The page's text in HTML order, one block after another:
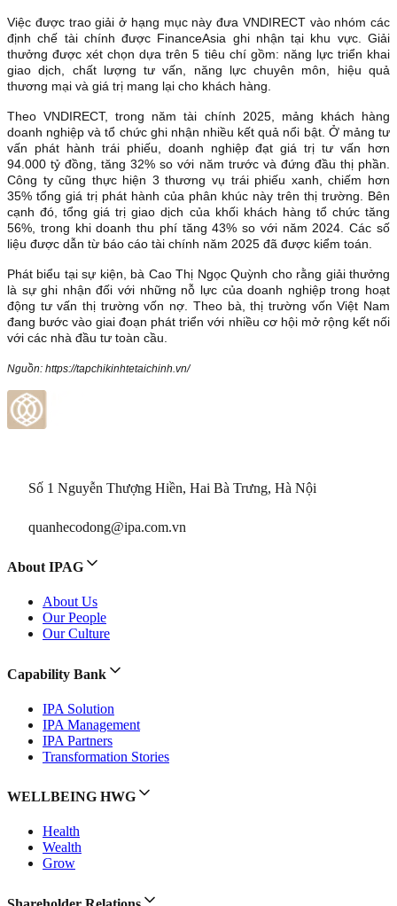
Việc được trao giải ở hạng mục này đưa VNDIRECT vào nhóm các
định chế tài chính được FinanceAsia ghi nhận tại khu vực. Giải
thưởng được xét chọn dựa trên 5 tiêu chí gồm: năng lực triển khai
giao dịch, chất lượng tư vấn, năng lực chuyên môn, hiệu quả
thương mại và giá trị mang lại cho khách hàng.
Theo VNDIRECT, trong năm tài chính 2025, mảng khách hàng
doanh nghiệp và tổ chức ghi nhận nhiều kết quả nổi bật. Ở mảng tư
vấn phát hành trái phiếu, doanh nghiệp đạt giá trị tư vấn hơn
94.000 tỷ đồng, tăng 32% so với năm trước và đứng đầu thị phần.
Công ty cũng thực hiện 3 thương vụ trái phiếu xanh, chiếm hơn
35% tổng giá trị phát hành của phân khúc này trên thị trường. Bên
cạnh đó, tổng giá trị giao dịch của khối khách hàng tổ chức tăng
56%, trong khi doanh thu phí tăng 43% so với năm 2024. Các số
liệu được dẫn từ báo cáo tài chính năm 2025 đã được kiểm toán.
Phát biểu tại sự kiện, bà Cao Thị Ngọc Quỳnh cho rằng giải thưởng
là sự ghi nhận đối với những nỗ lực của doanh nghiệp trong hoạt
động tư vấn thị trường vốn nợ. Theo bà, thị trường vốn Việt Nam
đang bước vào giai đoạn phát triển với nhiều cơ hội mở rộng kết nối
với các nhà đầu tư toàn cầu.
Nguồn: https://tapchikinhtetaichinh.vn/
Số 1 Nguyễn Thượng Hiền, Hai Bà Trưng, Hà Nội
quanhecodong@ipa.com.vn
About IPAG
About Us
Our People
Our Culture
Capability Bank
IPA Solution
IPA Management
IPA Partners
Transformation Stories
WELLBEING HWG
Health
Wealth
Grow